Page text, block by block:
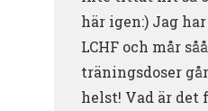
här igen:) Jag
LCHF och mår
träningsdoser
helst! Vad är det